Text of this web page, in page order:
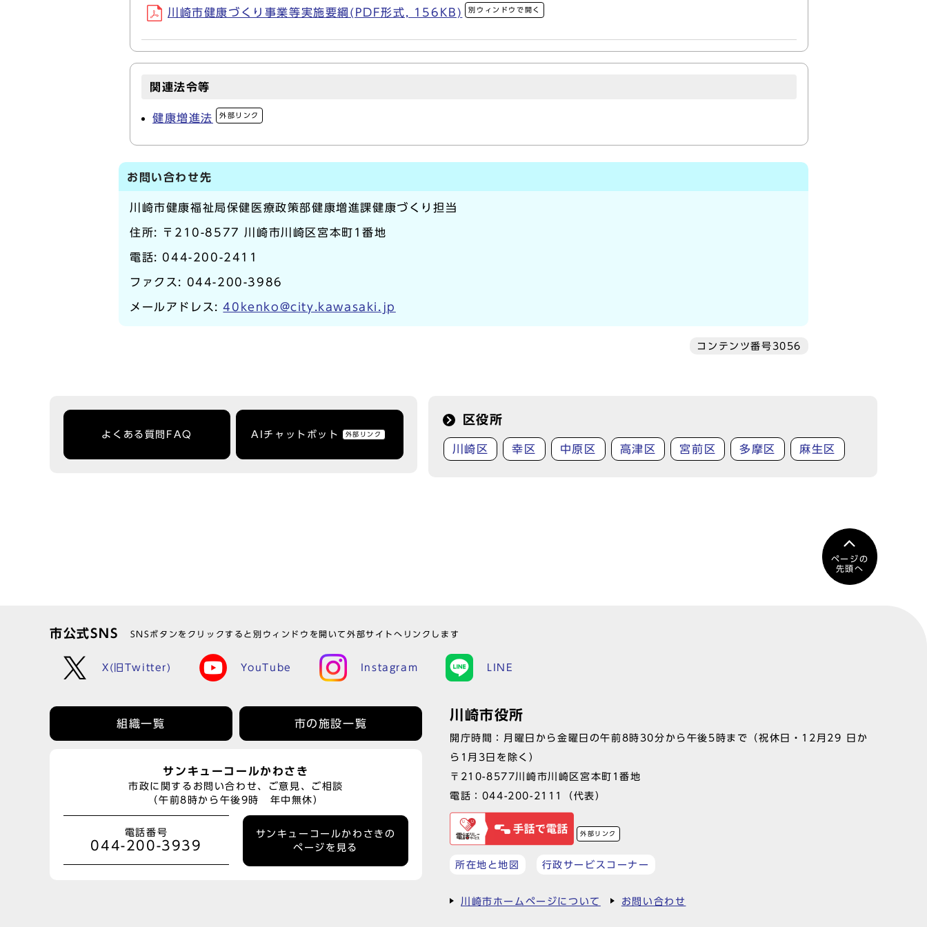
川崎市健康づくり事業等実施要綱(PDF形式, 156KB) 別ウィンドウで開く
関連法令等
健康増進法 外部リンク
お問い合わせ先
川崎市健康福祉局保健医療政策部健康増進課健康づくり担当
住所: 〒210-8577 川崎市川崎区宮本町1番地
電話: 044-200-2411
ファクス: 044-200-3986
メールアドレス:40kenko@city.kawasaki.jp
コンテンツ番号3056
よくある質問FAQ AIチャットボット 外部リンク
区役所
川崎区 幸区 中原区 高津区 宮前区 多摩区 麻生区
ページの
先頭へ
市公式SNS SNSボタンをクリックすると別ウィンドウを開いて外部サイトへリンクします
X(旧Twitter) YouTube Instagram LINE
組織一覧 市の施設一覧
サンキューコールかわさき
市政に関するお問い合わせ、ご意見、ご相談
（午前8時から午後9時 年中無休）
電話番号
044-200-3939
サンキューコールかわさきの
ページを見る
川崎市役所
開庁時間：月曜日から金曜日の午前8時30分から午後5時まで（祝休日・12月29 日か
ら1月3日を除く）
〒210-8577川崎市川崎区宮本町1番地
電話： 044-200-2111 （代表）
外部リンク
所在地と地図 行政サービスコーナー
川崎市ホームページについて お問い合わせ